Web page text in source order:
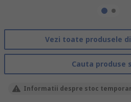
Vezi toate produsele
Cauta produse
Informatii despre stoc